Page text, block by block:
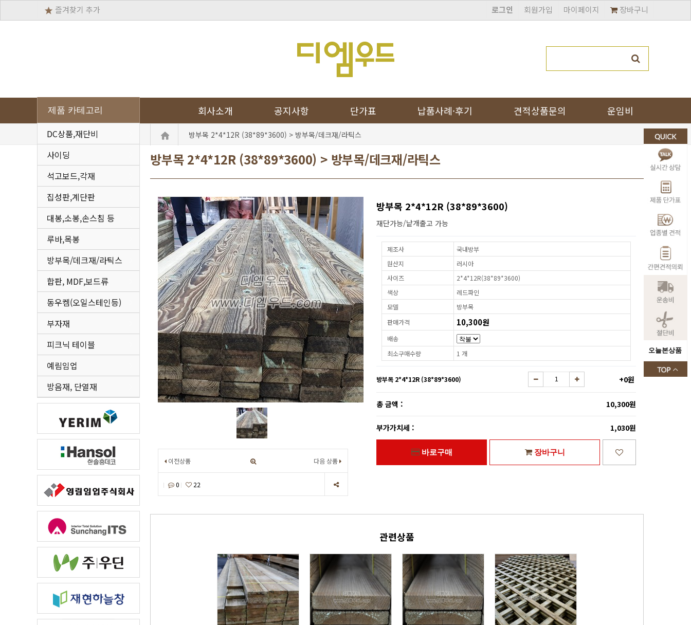
즐겨찾기 추가 장바구니
마이페이지
회원가입
로그인
운임비
견적상품문의
납품사례·후기
단가표
공지사항
회사소개
오늘본상품
방부목 2*4*12R (38*89*3600) > 방부목/데크재/라틱스
방부목 2*4*12R (38*89*3600) > 방부목/데크재/라틱스
제품 카테고리
DC상품,재단비
사이딩
석고보드,각재
집성판,계단판
대봉,소봉,손스침 등
루바,목봉
방부목/데크재/라틱스
합판, MDF,보드류
동우켐(오일스테인등)
부자재
피크닉 테이블
예림임업
방음재, 단열재
이전상품 다음 상품
0 22
방부목 2*4*12R (38*89*3600)
재단가능/낱개출고 가능
제조사
국내방부
원산지
러시아
사이즈
2*4*12R(38*89*3600)
색상
레드파인
모델
방부목
판매가격
10,300원
배송
최소구매수량
1 개
방부목 2*4*12R (38*89*3600) +0원
총 금액 : 10,300원
부가가치세 : 1,030원
바로구매 장바구니
관련상품